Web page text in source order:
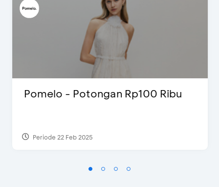
Pomelo - Potongan Rp100 Ribu
Periode 22 Feb 2025